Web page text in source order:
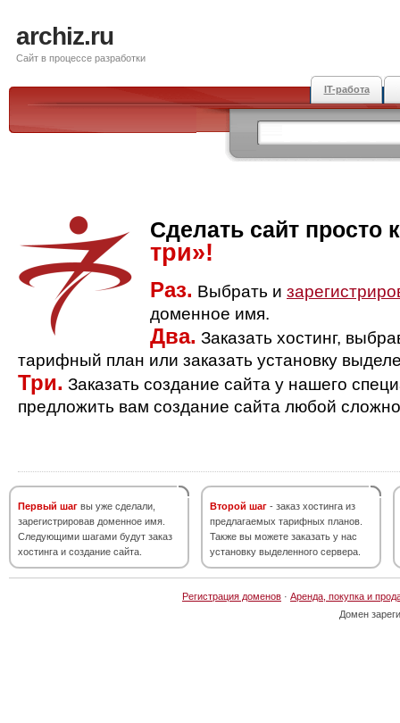
archiz.ru
Сайт в процессе разработки
IT-работа
Сделать сайт просто
три»!
Раз. Выбрать и
доменное имя.
Два. Заказать хостинг,
тарифный план или заказать установку
Три. Заказать создание сайта у нашего
предложить вам создание сайта любой
Первый шаг вы уже сделали,
зарегистрировав доменное имя.
Следующими шагами будут заказ
хостинга и создание сайта.
Второй шаг - заказ хостинга из
предлагаемых тарифных планов.
Также вы можете заказать у нас
установку выделенного сервера.
Регистрация доменов · Аренда, покупка и
Домен